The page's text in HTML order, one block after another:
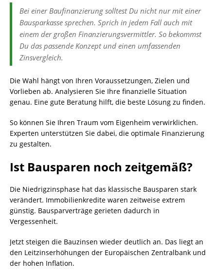
Bei einer Baufinanzierung solltest Du nicht nur mit einer
Bausparkasse sprechen. Sprich in jedem Fall auch mit
einem der großen Finanzierungsvermittler. So bekommst
Du das passende Konzept und einen umfassenden
Zinsvergleich.
Die Wahl hängt von Ihren Voraussetzungen, Zielen und
Vorlieben ab. Analysieren Sie Ihre finanzielle Situation
genau. Eine gute Beratung hilft, die beste Lösung zu finden.
So können Sie Ihren Traum vom Eigenheim verwirklichen.
Experten unterstützen Sie dabei, die optimale Finanzierung
zu gestalten.
Ist Bausparen noch zeitgemäß?
Die Niedrigzinsphase hat das klassische Bausparen stark
verändert. Immobilienkredite waren zeitweise extrem
günstig. Bausparverträge gerieten dadurch in
Vergessenheit.
Jetzt steigen die Bauzinsen wieder deutlich an. Das liegt an
den Leitzinserhöhungen der Europäischen Zentralbank und
der hohen Inflation.